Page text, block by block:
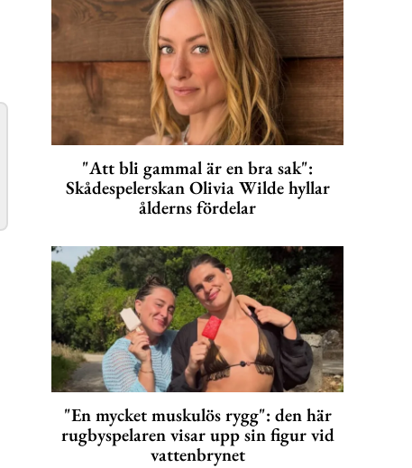
"Att bli gammal är en bra sak":
Skådespelerskan Olivia Wilde hyllar
ålderns fördelar
"En mycket muskulös rygg": den här
rugbyspelaren visar upp sin figur vid
vattenbrynet